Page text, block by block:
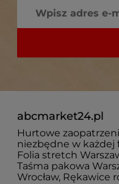
abcmarket24.pl
Hurtowe
niezbędne w każdej
Folia stretch
Taśma pakowa
Wrocław, Rękawice